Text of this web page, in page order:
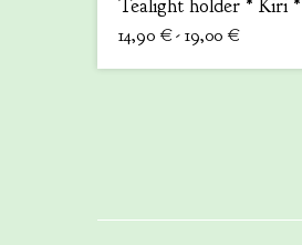
Tealight holder * Kiri *
14,90 €- 19,00 €